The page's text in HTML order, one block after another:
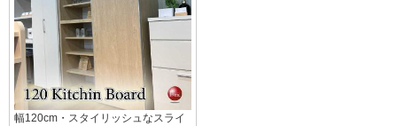
幅120cm・スタイリッシュなスライ